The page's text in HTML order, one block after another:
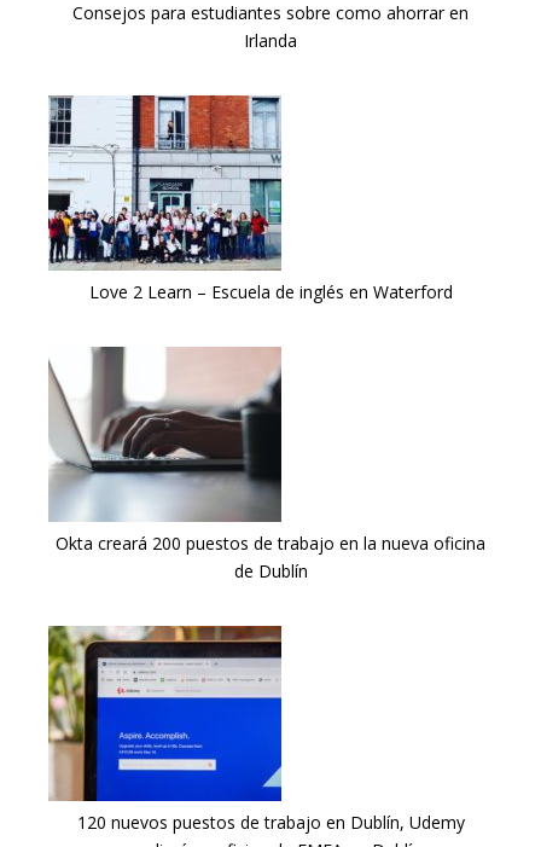
Consejos para estudiantes sobre como ahorrar en
Irlanda
Love 2 Learn – Escuela de inglés en Waterford
Okta creará 200 puestos de trabajo en la nueva oficina
de Dublín
120 nuevos puestos de trabajo en Dublín, Udemy